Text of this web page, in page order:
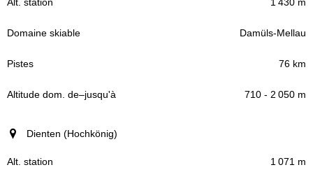
Damüls-Mellau
76 km
710 - 2 050 m
Dienten (Hochkönig)
1 071 m